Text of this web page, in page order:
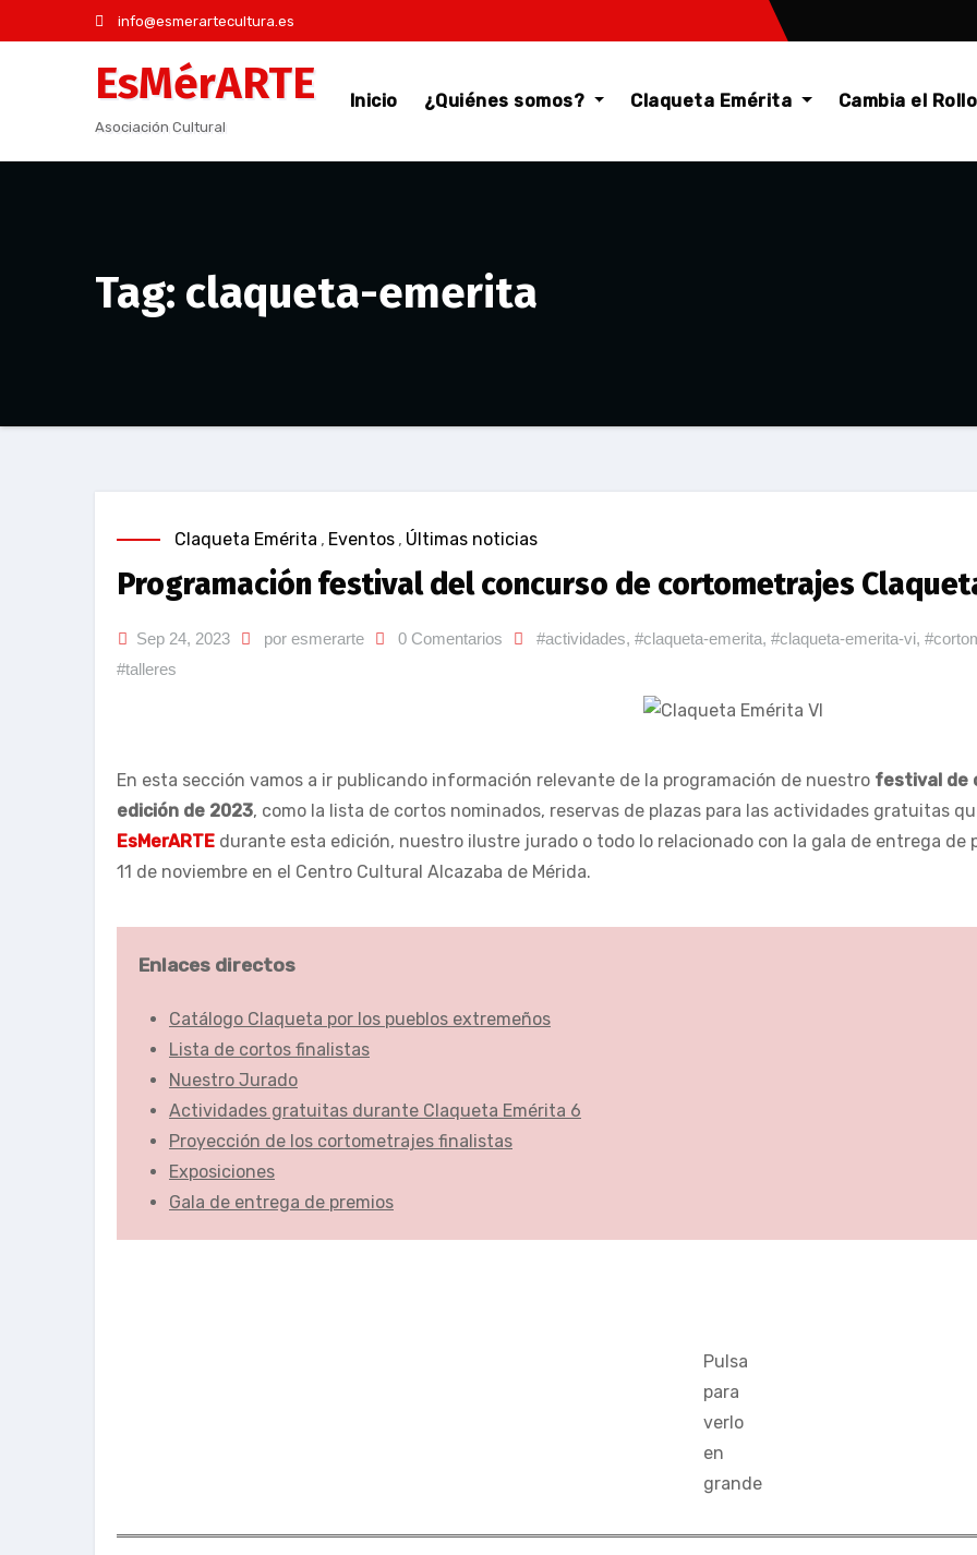
al
info@esmerartecultura.es
EsMérARTE
Asociación Cultural
Inicio ¿Quiénes somos? Claqueta Emérita Cambia el
Tag: claqueta-emerita
Claqueta Emérita , Eventos , Últimas noticias
Programación festival del concurso de cortometrajes
Sep 24, 2023 por esmerarte 0 Comentarios #actividades, #claqueta-emerita, #claqueta-emerita-vi,
#talleres
En esta sección vamos a ir publicando información relevante de la programación de nuestro festival de
edición de 2023, como la lista de cortos nominados, reservas de plazas para las actividades gratuitas
EsMerARTE durante esta edición, nuestro ilustre jurado o todo lo relacionado con la gala de entrega de
11 de noviembre en el Centro Cultural Alcazaba de Mérida.
Enlaces directos
Catálogo Claqueta por los pueblos extremeños
Lista de cortos finalistas
Nuestro Jurado
Actividades gratuitas durante Claqueta Emérita 6
Proyección de los cortometrajes finalistas
Exposiciones
Gala de entrega de premios
Pulsa
para
verlo
en
grande